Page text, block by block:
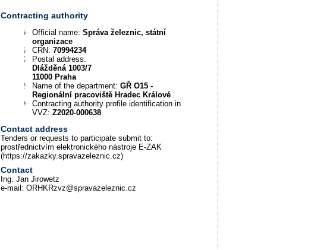
Contracting authority
Official name:Správa železnic, státní
organizace
CRN:70994234
Postal address:
Dlážděná 1003/7
11000 Praha
Name of the department:GŘ O15 -
Regionální pracoviště Hradec Králové
Contracting authority profile identification in
VVZ:Z2020-000638
Contact address
Tenders or requests to participate submit to:
prostřednictvím elektronického nástroje E-ZAK
(https://zakazky.spravazeleznic.cz)
Contact
Ing. Jan Jirowetz
e-mail: ORHKRzvz@spravazeleznic.cz